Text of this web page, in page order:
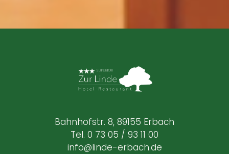
Bahnhofstr. 8, 89155 Erbach
Tel. 0 73 05 / 93 11 00
info@linde-erbach.de